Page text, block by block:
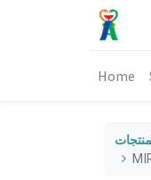
Home